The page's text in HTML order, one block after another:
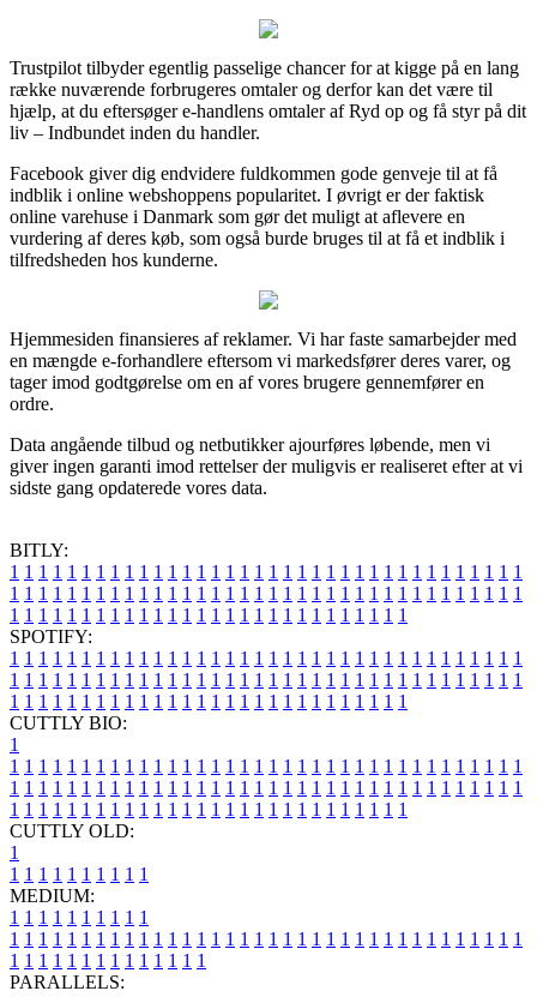
Trustpilot tilbyder egentlig passelige chancer for at kigge på en lang
række nuværende forbrugeres omtaler og derfor kan det være til
hjælp, at du eftersøger e-handlens omtaler af Ryd op og få styr på dit
liv – Indbundet inden du handler.
Facebook giver dig endvidere fuldkommen gode genveje til at få
indblik i online webshoppens popularitet. I øvrigt er der faktisk
online varehuse i Danmark som gør det muligt at aflevere en
vurdering af deres køb, som også burde bruges til at få et indblik i
tilfredsheden hos kunderne.
Hjemmesiden finansieres af reklamer. Vi har faste samarbejder med
en mængde e-forhandlere eftersom vi markedsfører deres varer, og
tager imod godtgørelse om en af vores brugere gennemfører en
ordre.
Data angående tilbud og netbutikker ajourføres løbende, men vi
giver ingen garanti imod rettelser der muligvis er realiseret efter at vi
sidste gang opdaterede vores data.
BITLY:
1 1 1 1 1 1 1 1 1 1 1 1 1 1 1 1 1 1 1 1 1 1 1 1 1 1 1 1 1 1 1 1 1 1 1 1
1 1 1 1 1 1 1 1 1 1 1 1 1 1 1 1 1 1 1 1 1 1 1 1 1 1 1 1 1 1 1 1 1 1 1 1
1 1 1 1 1 1 1 1 1 1 1 1 1 1 1 1 1 1 1 1 1 1 1 1 1 1 1 1
SPOTIFY:
1 1 1 1 1 1 1 1 1 1 1 1 1 1 1 1 1 1 1 1 1 1 1 1 1 1 1 1 1 1 1 1 1 1 1 1
1 1 1 1 1 1 1 1 1 1 1 1 1 1 1 1 1 1 1 1 1 1 1 1 1 1 1 1 1 1 1 1 1 1 1 1
1 1 1 1 1 1 1 1 1 1 1 1 1 1 1 1 1 1 1 1 1 1 1 1 1 1 1 1
CUTTLY BIO:
1
1 1 1 1 1 1 1 1 1 1 1 1 1 1 1 1 1 1 1 1 1 1 1 1 1 1 1 1 1 1 1 1 1 1 1 1
1 1 1 1 1 1 1 1 1 1 1 1 1 1 1 1 1 1 1 1 1 1 1 1 1 1 1 1 1 1 1 1 1 1 1 1
1 1 1 1 1 1 1 1 1 1 1 1 1 1 1 1 1 1 1 1 1 1 1 1 1 1 1 1
CUTTLY OLD:
1
1 1 1 1 1 1 1 1 1 1
MEDIUM:
1 1 1 1 1 1 1 1 1 1
1 1 1 1 1 1 1 1 1 1 1 1 1 1 1 1 1 1 1 1 1 1 1 1 1 1 1 1 1 1 1 1 1 1 1 1
1 1 1 1 1 1 1 1 1 1 1 1 1 1
PARALLELS: